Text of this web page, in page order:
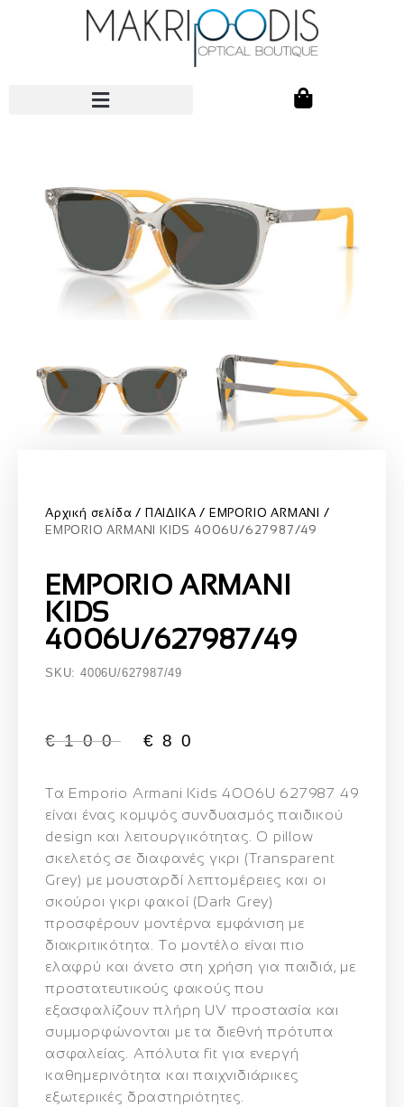
Αρχική σελίδα ΠΑΙΔΙΚΑ
EMPORIO ARMANI
EMPORIO ARMANI KIDS 4006U/627987/49
EMPORIO ARMANI
KIDS
4006U/627987/49
SKU: 4006U/627987/49
€100 € 80
Τα Emporio Armani Kids 4006U 627987 49
είναι ένας κομψός συνδυασμός παιδικού
design και λειτουργικότητας. Ο pillow
σκελετός σε διαφανές γκρι (Transparent
Grey) με μουσταρδί λεπτομέρειες και οι
σκούροι γκρι φακοί (Dark Grey)
προσφέρουν μοντέρνα εμφάνιση με
διακριτικότητα. Το μοντέλο είναι πιο
ελαφρύ και άνετο στη χρήση για παιδιά, με
προστατευτικούς φακούς που
εξασφαλίζουν πλήρη UV προστασία και
συμμορφώνονται με τα διεθνή πρότυπα
ασφαλείας. Απόλυτα fit για ενεργή
καθημερινότητα και παιχνιδιάρικες
εξωτερικές δραστηριότητες.